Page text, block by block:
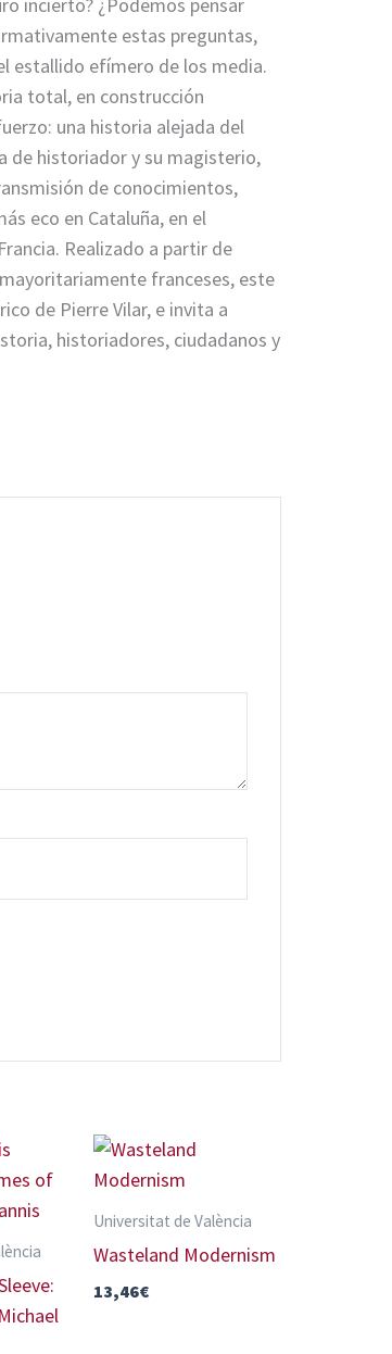
estas preguntas,
estallido efímero de los media.
total, en construcción
una historia alejada del
de historiador y su magisterio,
de conocimientos,
eco en Cataluña, en el
Realizado a partir de
franceses, este
de Pierre Vilar, e invita a
historiadores, ciudadanos y
Universitat de València
Wasteland Modernism
13,46€